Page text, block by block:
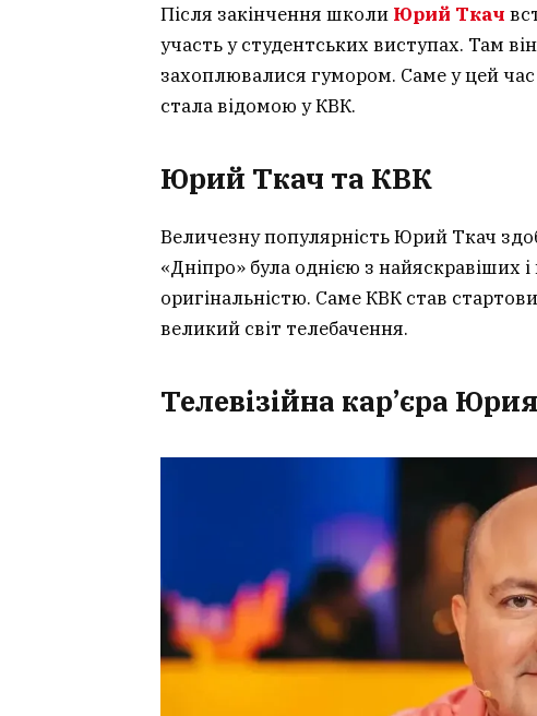
Після закінчення школи Юрий Ткач
участь у студентських виступах. Там
захоплювалися гумором. Саме у цей
стала відомою у КВК.
Юрий Ткач та КВК
Величезну популярність Юрий Ткач
«Дніпро» була однією з найяскравіших
оригінальністю. Саме КВК став
великий світ телебачення.
Телевізійна кар’єра